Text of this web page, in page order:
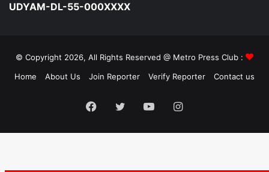
UDYAM-DL-55-000XXXX
© Copyright 2026, All Rights Reserved @ Metro Press Club :
Home
About Us Join Reporter Verify Reporter Contact us
Facebook
TwitterYouTubeInstagram